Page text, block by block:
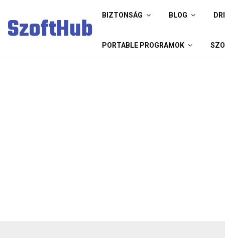
SzoftHub BIZTONSÁG BLOG
PORTABLE PROGRAMOK